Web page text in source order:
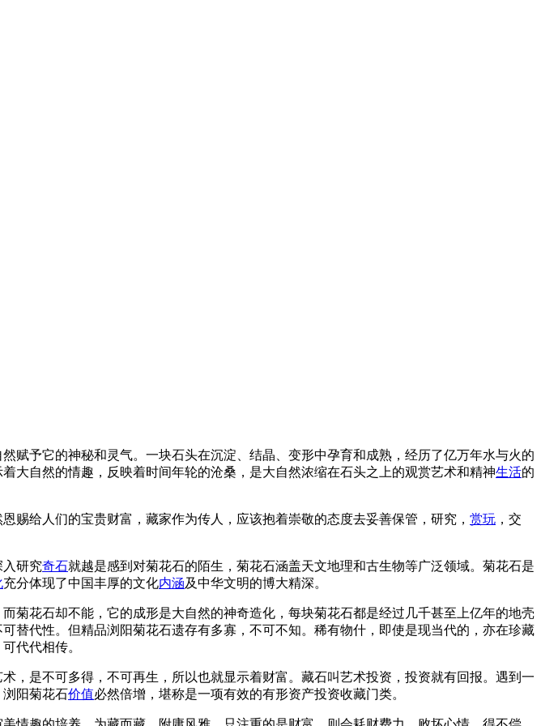
赋予它的神秘和灵气。一块石头在沉淀、结晶、变形中孕育和成熟，经历了亿万年水与火的
着大自然的情趣，反映着时间年轮的沧桑，是大自然浓缩在石头之上的观赏艺术和精神生活的
给人们的宝贵财富，藏家作为传人，应该抱着崇敬的态度去妥善保管，研究， 赏玩 ，交
研究奇石就越是感到对菊花石的陌生，菊花石涵盖天文地理和古生物等广泛领域。菊花石是
充分体现了中国丰厚的文化内涵及中华文明的博大精深。
菊花石却不能，它的成形是大自然的神奇造化，每块菊花石都是经过几千甚至上亿年的地壳
替代性。但精品浏阳菊花石遗存有多寡，不可不知。稀有物什，即使是现当代的，亦在珍藏
可代代相传。
，是不可多得，不可再生，所以也就显示着财富。藏石叫艺术投资，投资就有回报。遇到一
阳菊花石价值必然倍增，堪称是一项有效的有形资产投资收藏门类。